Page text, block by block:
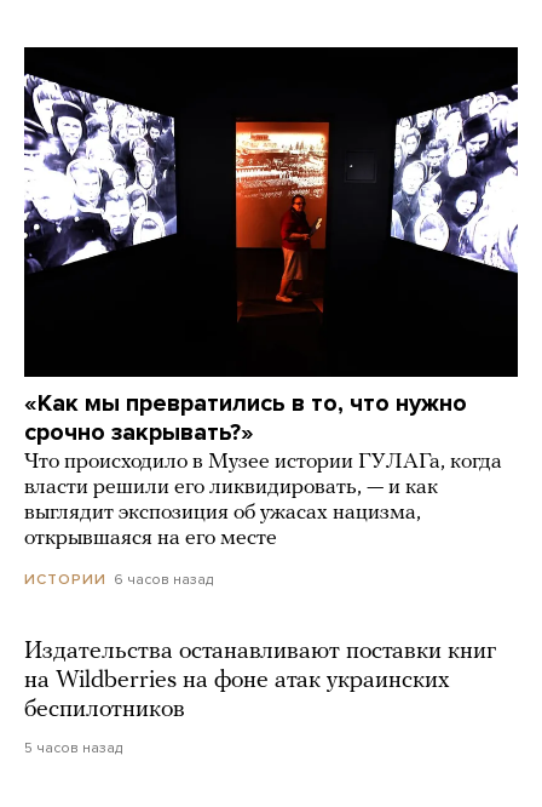
«Как мы превратились в то, что нужно
срочно закрывать?»
Что происходило в Музее истории ГУЛАГа, когда
власти решили его ликвидировать, — и как
выглядит экспозиция об ужасах нацизма,
открывшаяся на его месте
ИСТОРИИ 6 часов назад
Издательства останавливают поставки книг
на Wildberries на фоне атак украинских
беспилотников
5 часов назад